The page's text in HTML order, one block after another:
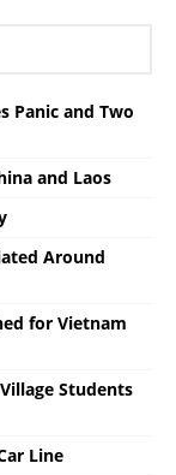
Panic and Two
and Laos
Around
for Vietnam
Students
Line